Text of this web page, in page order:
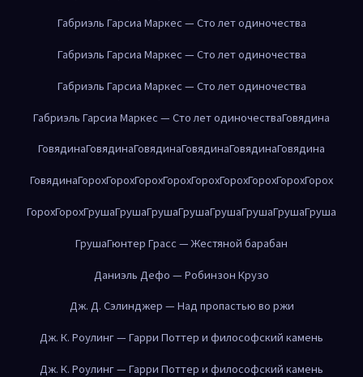
Габриэль Гарсиа Маркес — Сто лет одиночества
Габриэль Гарсиа Маркес — Сто лет одиночества
Габриэль Гарсиа Маркес — Сто лет одиночества
Габриэль Гарсиа Маркес — Сто лет одиночестваГовядина
ГовядинаГовядинаГовядинаГовядинаГовядинаГовядина
ГовядинаГорохГорохГорохГорохГорохГорохГорохГорохГорох
ГорохГорохГрушаГрушаГрушаГрушаГрушаГрушаГрушаГруша
ГрушаГюнтер Грасс — Жестяной барабан
Даниэль Дефо — Робинзон Крузо
Дж. Д. Сэлинджер — Над пропастью во ржи
Дж. К. Роулинг — Гарри Поттер и философский камень
Дж. К. Роулинг — Гарри Поттер и философский камень